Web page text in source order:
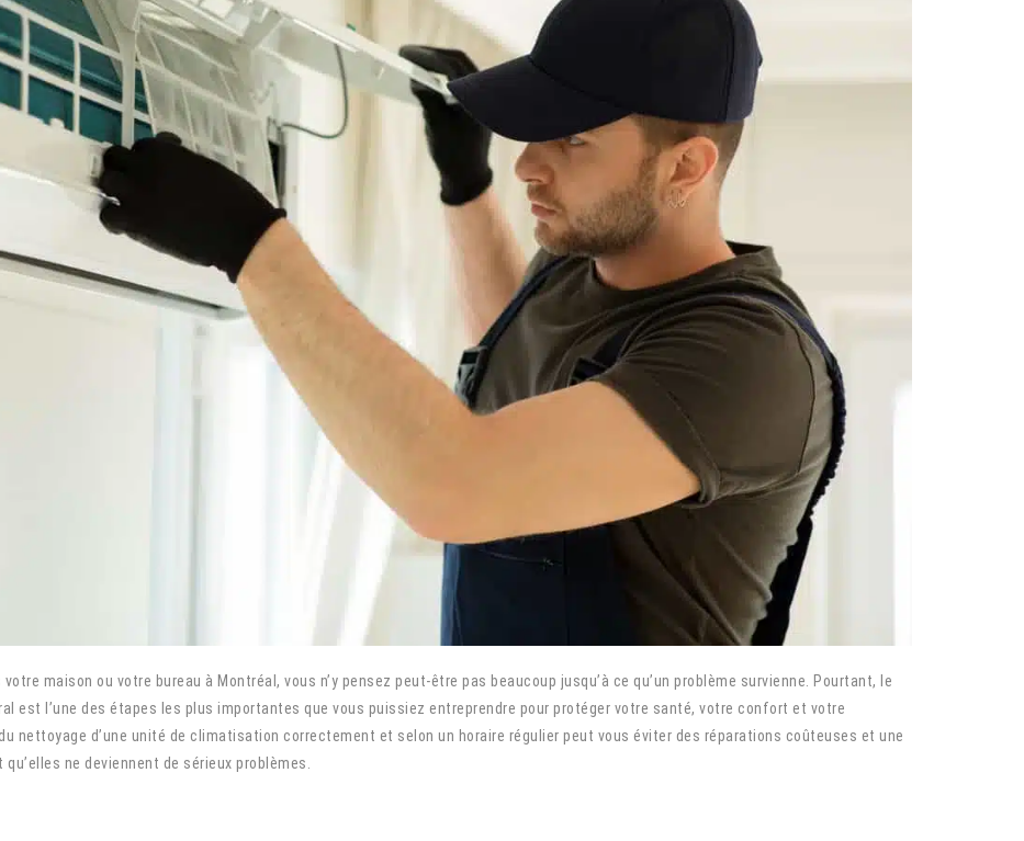
maison ou votre bureau à Montréal, vous n’y pensez peut-être pas beaucoup jusqu’à ce qu’un problème survienne. Pourtant, le
est l’une des étapes les plus importantes que vous puissiez entreprendre pour protéger votre santé, votre confort et votre
nettoyage d’une unité de climatisation correctement et selon un horaire régulier peut vous éviter des réparations coûteuses et une
ne deviennent de sérieux problèmes.